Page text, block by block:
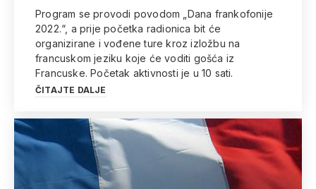
Program se provodi povodom „Dana frankofonije
2022.“, a prije početka radionica bit će
organizirane i vođene ture kroz izložbu na
francuskom jeziku koje će voditi gošća iz
Francuske. Početak aktivnosti je u 10 sati.
ČITAJTE DALJE